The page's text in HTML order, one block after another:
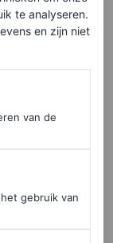
alleen voor de
Daarbij merkt
een face
van het
Glycolic
Elnett-
stevigheid te
te analyseren.
en zijn niet
van de
gebruik van